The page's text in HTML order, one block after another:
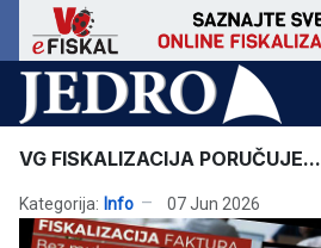
VG FISKALIZACIJA PORUČUJE...
Kategorija: Info 07 Jun 2026